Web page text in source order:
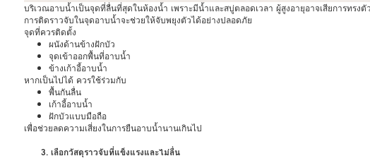
บริเวณอาบน้ำเป็นจุดที่ลื่นที่สุดในห้องน้ำ เพราะมีน้ำและสบู่ตลอดเวลา ผู้สูงอายุอาจเสียการทรง
การติดราวจับในจุดอาบน้ำจะช่วยให้จับพยุงตัวได้อย่างปลอดภัย
จุดที่ควรติดตั้ง
ผนังด้านข้างฝักบัว
จุดเข้าออกพื้นที่อาบน้ำ
ข้างเก้าอี้อาบน้ำ
หากเป็นไปได้ ควรใช้ร่วมกับ
พื้นกันลื่น
เก้าอี้อาบน้ำ
ฝักบัวแบบมือถือ
เพื่อช่วยลดความเสี่ยงในการยืนอาบน้ำนานเกินไป
3. เลือกวัสดุราวจับที่แข็งแรงและไม่ลื่น